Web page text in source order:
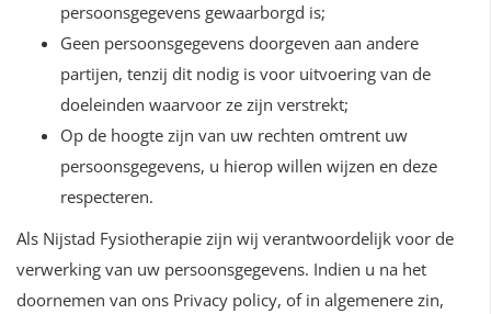
persoonsgegevens gewaarborgd is;
Geen persoonsgegevens doorgeven aan andere
partijen, tenzij dit nodig is voor uitvoering van de
doeleinden waarvoor ze zijn verstrekt;
Op de hoogte zijn van uw rechten omtrent uw
persoonsgegevens, u hierop willen wijzen en deze
respecteren.
Als Nijstad Fysiotherapie zijn wij verantwoordelijk voor de
verwerking van uw persoonsgegevens. Indien u na het
doornemen van ons Privacy policy, of in algemenere zin,